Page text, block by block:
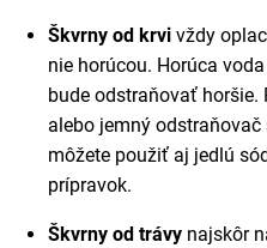
Škvrny od krvi vždy
nie horúcou. Horúca
bude odstraňovať
alebo jemný
môžete použiť aj jedlú
prípravok.
Škvrny od trávy najskôr